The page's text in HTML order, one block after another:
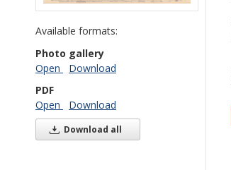
Available formats:
Photo gallery
Open
Download
PDF
Open
Download
Download all